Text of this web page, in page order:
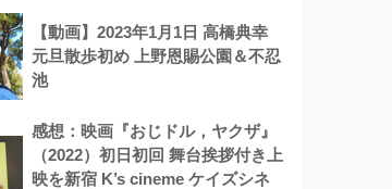
【動画】2023年1月1日 高橋典幸
元旦散歩初め 上野恩賜公園＆不忍
池
感想：映画『おじドル，ヤクザ』
（2022）初日初回 舞台挨拶付き上
映を新宿 K’s cineme ケイズシネ